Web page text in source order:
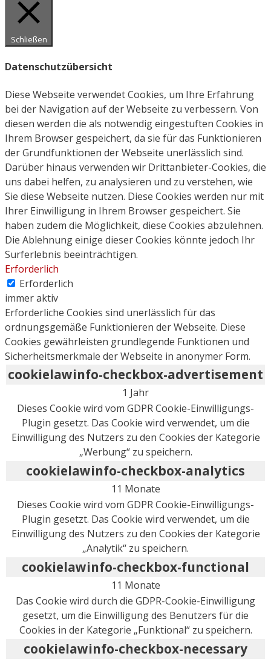
Schließen
Datenschutzübersicht
Diese Webseite verwendet Cookies, um Ihre Erfahrung
bei der Navigation auf der Webseite zu verbessern. Von
diesen werden die als notwendig eingestuften Cookies in
Ihrem Browser gespeichert, da sie für das Funktionieren
der Grundfunktionen der Webseite unerlässlich sind.
Darüber hinaus verwenden wir Drittanbieter-Cookies, die
uns dabei helfen, zu analysieren und zu verstehen, wie
Sie diese Webseite nutzen. Diese Cookies werden nur mit
Ihrer Einwilligung in Ihrem Browser gespeichert. Sie
haben zudem die Möglichkeit, diese Cookies abzulehnen.
Die Ablehnung einige dieser Cookies könnte jedoch Ihr
Surferlebnis beeinträchtigen.
Erforderlich
Erforderlich
immer aktiv
Erforderliche Cookies sind unerlässlich für das
ordnungsgemäße Funktionieren der Webseite. Diese
Cookies gewährleisten grundlegende Funktionen und
Sicherheitsmerkmale der Webseite in anonymer Form.
cookielawinfo-checkbox-advertisement
1 Jahr
Dieses Cookie wird vom GDPR Cookie-Einwilligungs-
Plugin gesetzt. Das Cookie wird verwendet, um die
Einwilligung des Nutzers zu den Cookies der Kategorie
„Werbung“ zu speichern.
cookielawinfo-checkbox-analytics
11 Monate
Dieses Cookie wird vom GDPR Cookie-Einwilligungs-
Plugin gesetzt. Das Cookie wird verwendet, um die
Einwilligung des Nutzers zu den Cookies der Kategorie
„Analytik“ zu speichern.
cookielawinfo-checkbox-functional
11 Monate
Das Cookie wird durch die GDPR-Cookie-Einwilligung
gesetzt, um die Einwilligung des Benutzers für die
Cookies in der Kategorie „Funktional“ zu speichern.
cookielawinfo-checkbox-necessary